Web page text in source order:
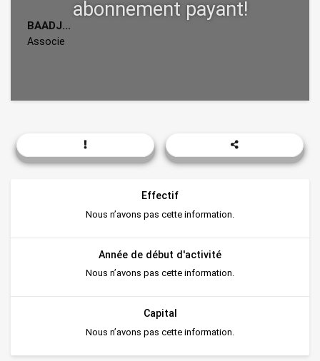
BAADJ...
Associe
Effectif
Nous n’avons pas cette information.
Année de début d'activité
Nous n’avons pas cette information.
Capital
Nous n’avons pas cette information.